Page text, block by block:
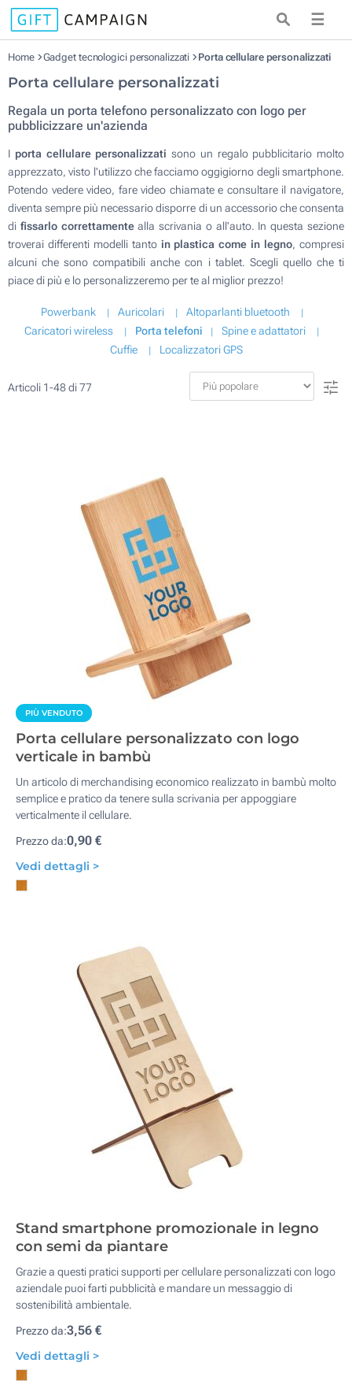
☰
Home Gadget tecnologici personalizzati Porta cellulare personalizzati
Porta cellulare personalizzati
Regala un porta telefono personalizzato con logo per
pubblicizzare un'azienda
I porta cellulare personalizzati sono un regalo pubblicitario molto
apprezzato, visto l'utilizzo che facciamo oggigiorno degli smartphone.
Potendo vedere video, fare video chiamate e consultare il navigatore,
diventa sempre più necessario disporre di un accessorio che consenta
di fissarlo correttamentealla scrivania o all'auto. In questa sezione
troverai differenti modelli tanto in plastica come in legno, compresi
alcuni che sono compatibili anche con i tablet. Scegli quello che ti
piace di più e lo personalizzeremo per te al miglior prezzo!
Powerbank Auricolari
Altoparlanti bluetooth
Caricatori wireless
Porta telefoni
Spine e adattatori
Cuffie
Localizzatori GPS
Articoli 1-48di77
PIÙ VENDUTO
Porta cellulare personalizzato con logo
verticale in bambù
Un articolo di merchandising economico realizzato in bambù molto
semplice e pratico da tenere sulla scrivania per appoggiare
verticalmente il cellulare.
Prezzo da:0,90 €
Vedi dettagli >
Stand smartphone promozionale in legno
con semi da piantare
Grazie a questi pratici supporti per cellulare personalizzati con logo
aziendale puoi farti pubblicità e mandare un messaggio di
sostenibilità ambientale.
Prezzo da:3,56 €
Vedi dettagli >